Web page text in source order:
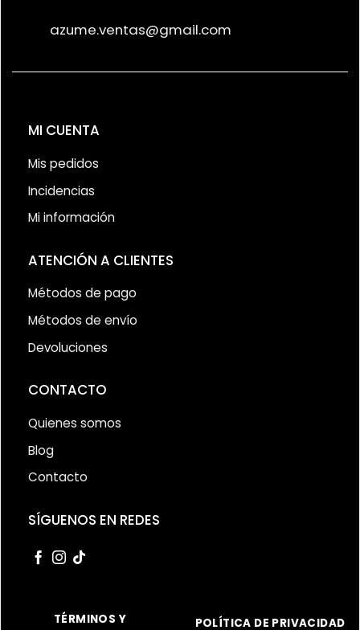
azume.ventas@gmail.com
MI CUENTA
Mis pedidos
Incidencias
Mi información
ATENCIÓN A CLIENTES
Métodos de pago
Métodos de envío
Devoluciones
CONTACTO
Quienes somos
Blog
Contacto
SÍGUENOS EN REDES
TÉRMINOS Y
POLÍTICA DE PRIVACIDAD